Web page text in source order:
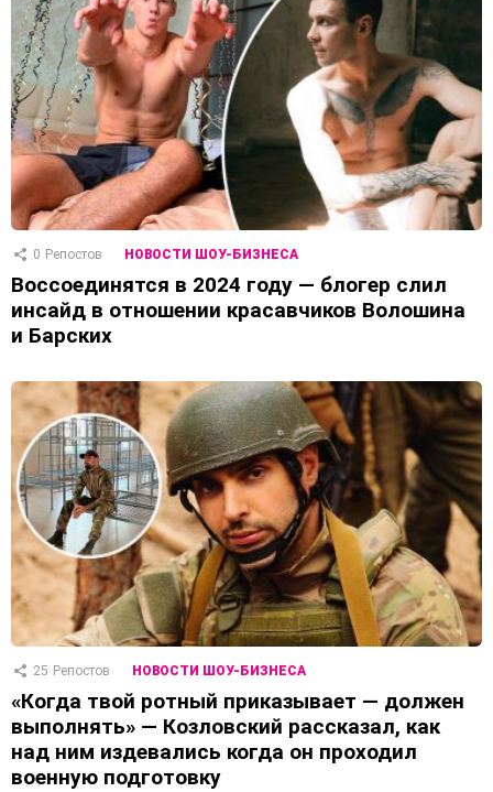
0 Репостов НОВОСТИ ШОУ-БИЗНЕСА
Воссоединятся в 2024 году — блогер слил
инсайд в отношении красавчиков Волошина
и Барских
25 Репостов НОВОСТИ ШОУ-БИЗНЕСА
«Когда твой ротный приказывает — должен
выполнять» — Козловский рассказал, как
над ним издевались когда он проходил
военную подготовку